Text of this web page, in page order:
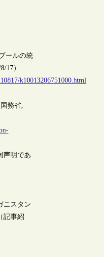
ールの統
17）
k10013206751000.html
務省,
声明であ
ニスタン
記事紹